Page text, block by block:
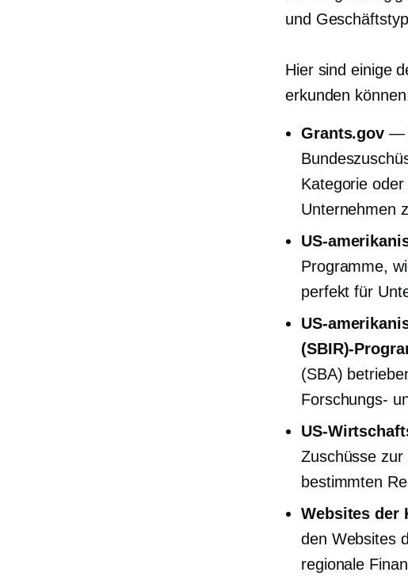
und
Hier sind einige
erkunden
Grants.gov —
Kategorie
Unternehmen
US-
Programme,
perfekt für
US-
(SBIR)-
(SBA)
Forschungs-
US-
Zuschüsse
bestimmten
Websites der
den Websites
regionale